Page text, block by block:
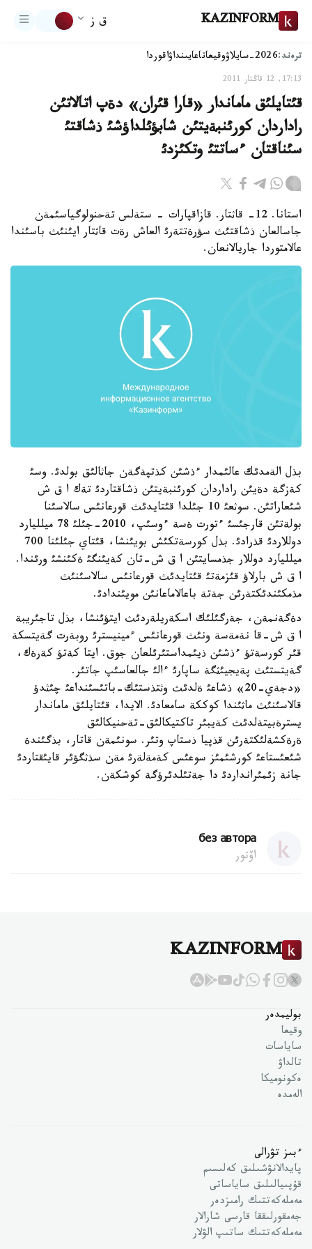
KAZINFORM ق ز
ترەند:2026-سايلاۋ وقيعاتاعايىنداۋاقوردا
17:13, 12 قاڭتار 2011
قئتايلئق ماماندار «قارا قئران» دةپ اتالاتئن
راداردان كورئنبةيتئن شابؤئلداؤشئ ذشاقتئ
سئناقتان ءساتتئ وتكئزدئ
استانا. 12- قاثتار. قازاقپارات - ستةلس تةحنولوگياسئمةن
جاسالعان ذشاقتئث سؤرةتتةرئ العاش رةت قاثتار ايئنئث باسئندا
عالامتوردا جاريالانعان.
بذل الةمدئك عالئمدار ءذشئن كذتپةگةن جاثالئق بولدئ. وسئ
كةزگة دةيئن راداردان كورئنبةيتئن ذشاقتاردئ تةك ا ق ش
شئعاراتئن. سوثعئ 10 جئلدا قئتايدئث قورعانئس سالاسئنا
بولةتئن قارجئسئ ءتورت ةسة ءوسئپ، 2010-جئلئ 78 ميلليارد
دوللاردئ قذرادئ. بذل كورسةتكئش بويئنشا، قئتاي جئلئنا 700
ميلليارد دوللار جذمسايتئن ا ق ش-تان كةيئنگئ ةكئنشئ ورئندا.
ا ق ش بارلاؤ قئزمةتئ قئتايدئث قورعانئس سالاسئنئث
مذمكئندئكتةرئن جةتة باعالاماعانئن مويئندادئ.
دةگةنمةن، جةرگئلئك اسكةريلةردئث ايتؤئنشا، بذل تاجئريبة
ا ق ش-قا نةمةسة ونئث قورعانئس ءمينيسترئ روبةرت گةيتسكة
قئر كورسةتؤ ءذشئن ذيئمداستئرئلعان جوق. ايتا كةتؤ كةرةك،
گةيتستئث پةيجيئثگة ساپارئ ءالئ جالعاسئپ جاتئر.
«دجةي-20» ذشاعئ ةلدئث وثتذستئك-باتئسئنداعئ چئثدؤ
قالاسئنئث ماثئندا كوككة سامعادئ. الايدا، قئتايلئق ماماندار
يسترةبيتةلدئث كةيبئر تاكتيكالئق-تةحنيكالئق
ةرةكشةلئكتةرئن قذپيا ذستاپ وتئر. سونئمةن قاتار، بذگئندة
شئعئستاعئ كورشئمئز سوعئس كةمةلةرئ مةن سذثگؤئر قايئقتاردئ
جانة زئمئرانداردئ دا جةتئلدئرؤگة كوشكةن.
без автора
اۆتور
KAZINFORM
بوليمدەر
وقيعا
ساياسات
تالداۋ
ەكونوميكا
الەمدە
ءبىز تۋرالى
پايدالانۋشىلىق كەلىسىم
قۇپىيالىلىق ساياساتى
مەملەكەتتىك رامىزدەر
جەمقورلىققا قارسى شارالار
مەملەكەتتىك ساتىپ الۋلار